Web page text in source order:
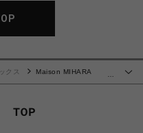
クス
Maison MIHARA